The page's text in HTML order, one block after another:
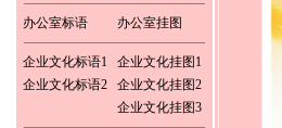
办公室标语 办公室挂图
企业文化标语1
企业文化挂图1
企业文化标语2
企业文化挂图2
企业文化挂图3